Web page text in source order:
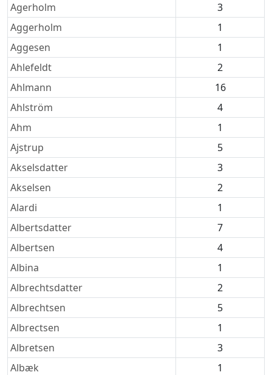
Agerholm
3
Aggerholm
1
Aggesen
1
Ahlefeldt
2
Ahlmann
16
Ahlström
4
Ahm
1
Ajstrup
5
Akselsdatter
3
Akselsen
2
Alardi
1
Albertsdatter
7
Albertsen
4
Albina
1
Albrechtsdatter
2
Albrechtsen
5
Albrectsen
1
Albretsen
3
Albæk
1